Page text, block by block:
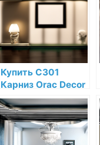
Купить C301
Карниз Orac Decor
Полиуретан Orac
Decor по низкой
цене в интернет-
магазине